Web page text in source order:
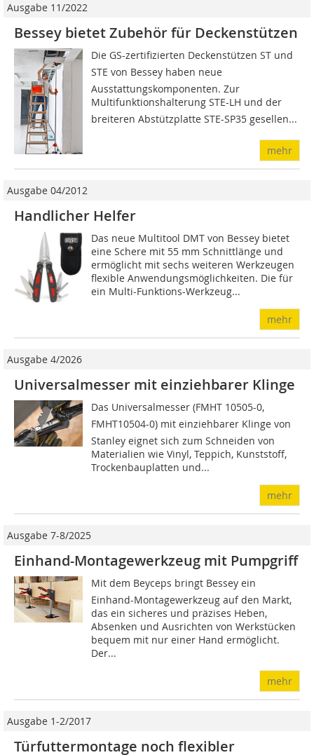
Ausgabe 11/2022
Bessey bietet Zubehör für Deckenstützen
Die GS-zertifizierten Deckenstützen ST und
STE von Bessey haben neue
Ausstattungskomponenten. Zur
Multifunktionshalterung STE-LH und der
breiteren Abstützplatte STE-SP35 gesellen...
mehr
Ausgabe 04/2012
Handlicher Helfer
Das neue Multitool DMT von Bessey bietet
eine Schere mit 55 mm Schnittlänge und
ermöglicht mit sechs weiteren Werkzeugen
flexible Anwendungsmöglichkeiten. Die für
ein Multi-Funktions-Werkzeug...
mehr
Ausgabe 4/2026
Universalmesser mit einziehbarer Klinge
Das Universalmesser (FMHT 10505-0,
FMHT10504-0) mit einziehbarer Klinge von
Stanley eignet sich zum Schneiden von
Materialien wie Vinyl, Teppich, Kunststoff,
Trockenbauplatten und...
mehr
Ausgabe 7-8/2025
Einhand-Montagewerkzeug mit Pumpgriff
Mit dem Beyceps bringt Bessey ein
Einhand-Montagewerkzeug auf den Markt,
das ein sicheres und präzises Heben,
Absenken und Ausrichten von Werkstücken
bequem mit nur einer Hand ermöglicht.
Der...
mehr
Ausgabe 1-2/2017
Türfuttermontage noch flexibler